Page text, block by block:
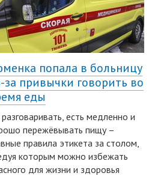
попала в больницу
за привычки говорить во
еды
есть медленно и
пережёвывать пищу –
правила этикета за столом,
которым можно избежать
для жизни и здоровья